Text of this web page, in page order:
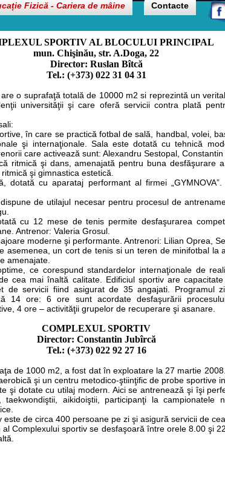
Fizică - Cariera de mâine Contacte
SPORTIV AL BLOCULUI PRINCIPAL
mun. Chişinău, str. A.Doga, 22
Director: Ruslan Bîtcă
Tel.: (+373) 022 31 04 31
o suprafaţă totală de 10000 m2 si reprezintă un
universităţii şi care oferă servicii contra plată
în care se practică fotbal de sală, handbal, volei,
şi internaţionale. Sala este dotată cu tehnică
care activează sunt: Alexandru Sestopal, Constantin
ritmică şi dans, amenajată pentru buna desfăşurare
şi gimnastica estetică.
dotată cu aparataj performant al firmei „GYMNOVA”.
de utilajul necesar pentru procesul de
cu 12 mese de tenis permite desfaşurarea
Antrenor: Valeria Grosul.
moderne şi performante. Antrenori: Lilian Oprea,
asemenea, un cort de tenis si un teren de minifotbal la
amenajate.
ce corespund standardelor internaţionale de
cea mai înaltă calitate. Edificiul sportiv are
de servicii fiind asigurat de 35 angajati. Programul
14 ore: 6 ore sunt acordate desfaşurării
4 ore – activităţii grupelor de recuperare şi asanare.
COMPLEXUL SPORTIV
Director: Constantin Jubîrcă
Tel.: (+373) 022 92 27 16
de 1000 m2, a fost dat în exploatare la 27 martie
şi un centru metodico-ştiinţific de probe sportive
şi dotate cu utilaj modern. Aici se antrenează şi îşi
taekwondiştii, aikidoiştii, participanţi la campionatele
de circa 400 persoane pe zi şi asigură servicii de
Complexului sportiv se desfaşoară între orele 8.00 şi